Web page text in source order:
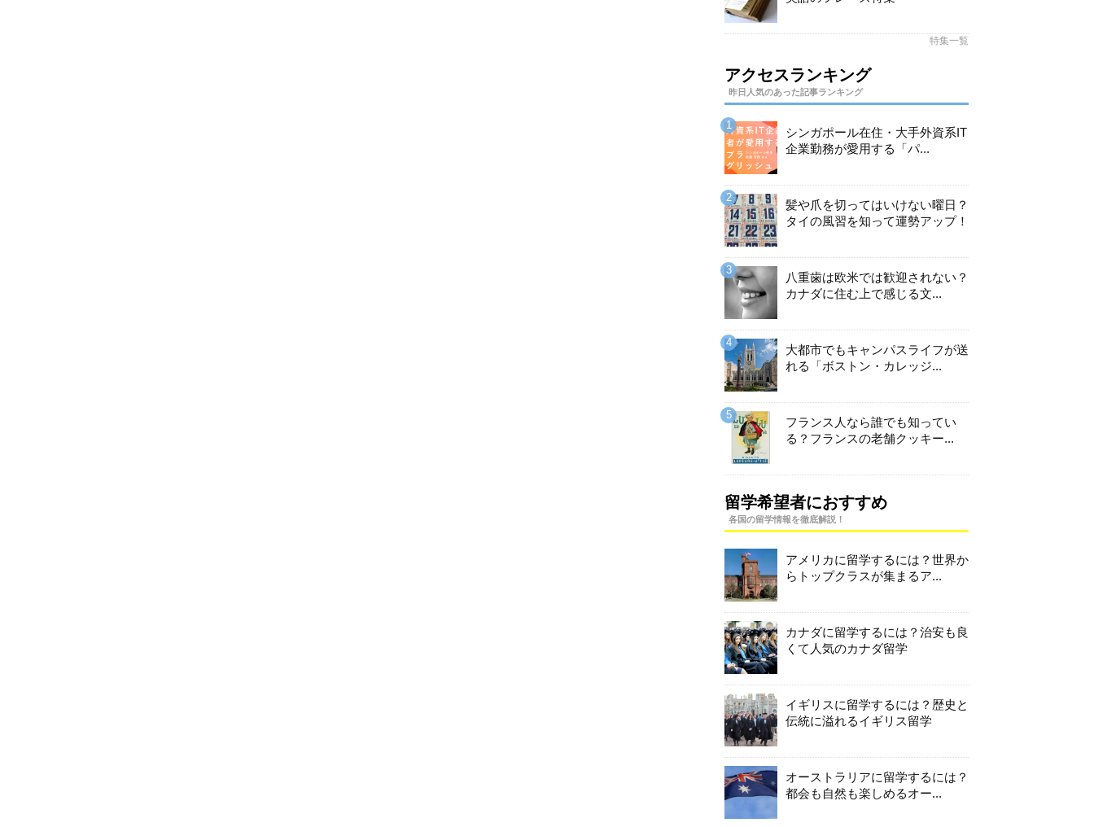
特集一覧
アクセスランキング
昨日人気のあった記事ランキング
シンガポール在住・大手外資系IT
企業勤務が愛用する「パ...
髪や爪を切ってはいけない曜日？
タイの風習を知って運勢アップ！
八重歯は欧米では歓迎されない？
カナダに住む上で感じる文...
大都市でもキャンパスライフが送
れる「ボストン・カレッジ...
フランス人なら誰でも知ってい
る？フランスの老舗クッキー...
留学希望者におすすめ
各国の留学情報を徹底解説！
アメリカに留学するには？世界か
らトップクラスが集まるア...
カナダに留学するには？治安も良
くて人気のカナダ留学
イギリスに留学するには？歴史と
伝統に溢れるイギリス留学
オーストラリアに留学するには？
都会も自然も楽しめるオー...